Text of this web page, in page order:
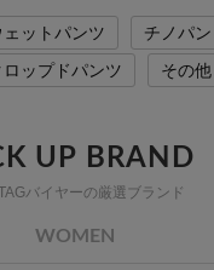
ェットパンツ
チノパン
ロップドパンツ その他
UP BRAND
バイヤーの厳選ブランド
WOMEN